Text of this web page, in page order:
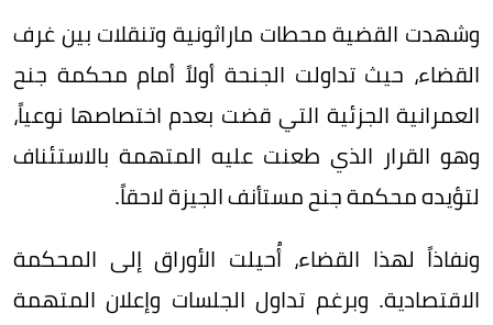
وشهدت القضية محطات ماراثونية وتنقلات بين غرف
القضاء، حيث تداولت الجنحة أولاً أمام محكمة جنح
العمرانية الجزئية التي قضت بعدم اختصاصها نوعياً،
وهو القرار الذي طعنت عليه المتهمة بالاستئناف
لتؤيده محكمة جنح مستأنف الجيزة لاحقاً.
ونفاذاً لهذا القضاء، أُحيلت الأوراق إلى المحكمة
الاقتصادية. وبرغم تداول الجلسات وإعلان المتهمة